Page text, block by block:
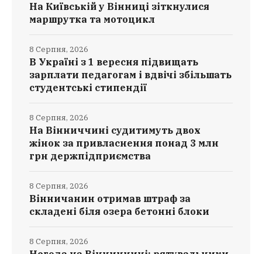
На Київській у Вінниці зіткнулися
маршрутка та мотоцикл
В Україні з 1 вересня підвищать
зарплати педагогам і вдвічі збільшать
студентські стипендії
8 Серпня, 2026
На Вінниччині судитимуть двох
жінок за привласнення понад 3 млн
грн держпідприємства
8 Серпня, 2026
Вінничанин отримав штраф за
складені біля озера бетонні блоки
8 Серпня, 2026
8 Серпня, 2026